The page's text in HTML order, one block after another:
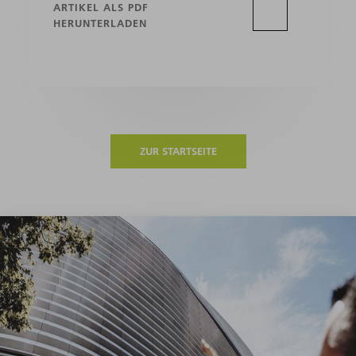
ARTIKEL ALS PDF
HERUNTERLADEN
ZUR STARTSEITE